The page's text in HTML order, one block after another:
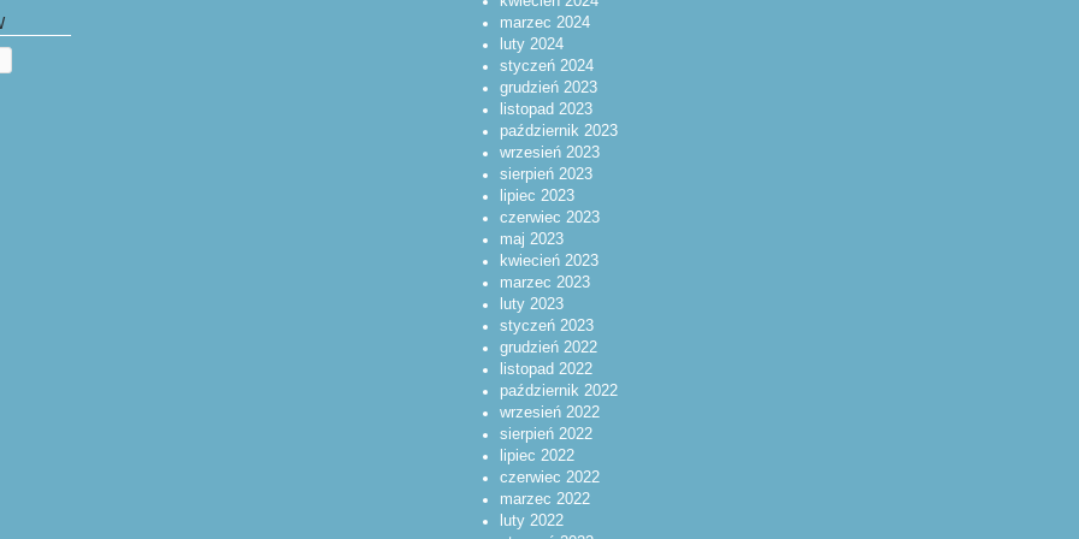
marzec 2024
luty 2024
styczeń 2024
grudzień 2023
listopad 2023
październik 2023
wrzesień 2023
sierpień 2023
lipiec 2023
czerwiec 2023
maj 2023
kwiecień 2023
marzec 2023
luty 2023
styczeń 2023
grudzień 2022
listopad 2022
październik 2022
wrzesień 2022
sierpień 2022
lipiec 2022
czerwiec 2022
marzec 2022
luty 2022